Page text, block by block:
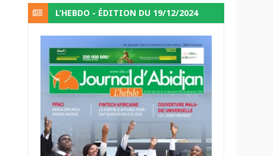
L’HEBDO - ÉDITION DU 19/12/2024